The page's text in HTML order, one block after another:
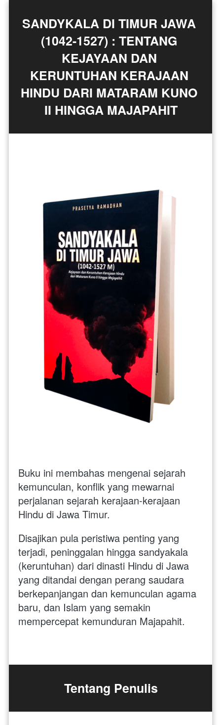
SANDYKALA DI TIMUR JAWA
(1042-1527) : TENTANG
KEJAYAAN DAN
KERUNTUHAN KERAJAAN
HINDU DARI MATARAM KUNO
II HINGGA MAJAPAHIT
Buku ini membahas mengenai sejarah
kemunculan, konflik yang mewarnai
perjalanan sejarah kerajaan-kerajaan
Hindu di Jawa Timur.
Disajikan pula peristiwa penting yang
terjadi, peninggalan hingga sandyakala
(keruntuhan) dari dinasti Hindu di Jawa
yang ditandai dengan perang saudara
berkepanjangan dan kemunculan agama
baru, dan Islam yang semakin
mempercepat kemunduran Majapahit.
Tentang Penulis